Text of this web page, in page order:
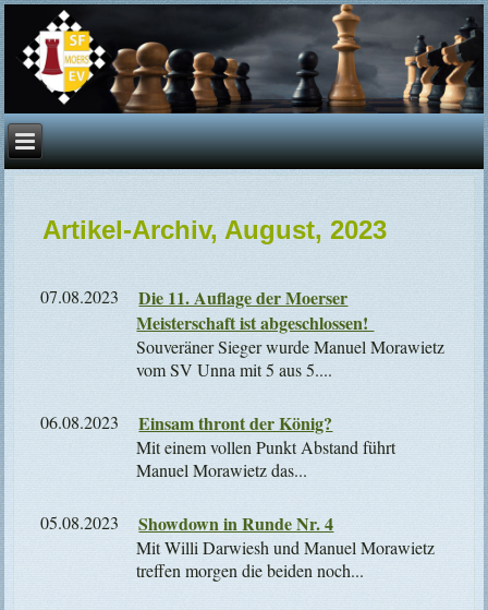
Artikel-Archiv, August, 2023
07.08.2023
Die 11. Auflage der Moerser
Meisterschaft ist abgeschlossen!
Souveräner Sieger wurde Manuel Morawietz
vom SV Unna mit 5 aus 5....
06.08.2023 Einsam thront der König?
Mit einem vollen Punkt Abstand führt
Manuel Morawietz das...
05.08.2023 Showdown in Runde Nr. 4
Mit Willi Darwiesh und Manuel Morawietz
treffen morgen die beiden noch...